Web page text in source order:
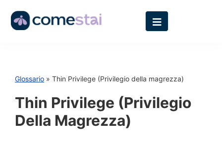
Glossario » Thin Privilege (Privilegio della magrezza)
Thin Privilege (Privilegio
Della Magrezza)